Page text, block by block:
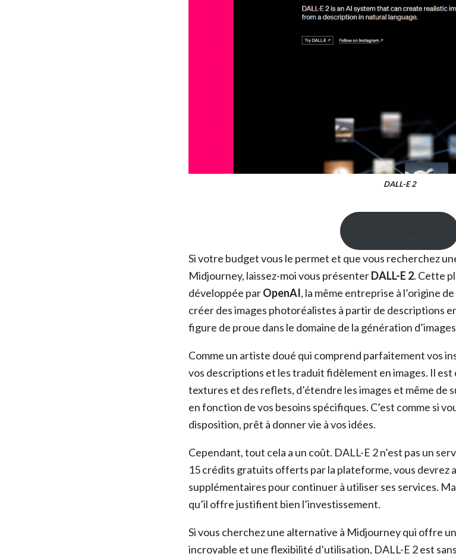
DALL-E 2
Si votre budget vous le permet et que vous recherchez
Midjourney, laissez-moi vous présenterDALL-E 2. Cette
développée parOpenAI, la même entreprise à l’origine
créer des images photoréalistes à partir de descriptions
figure de proue dans le domaine de la génération
Comme un artiste doué qui comprend parfaitement vos
vos descriptions et les traduit fidèlement en images. Il est
textures et des reflets, d’étendre les images et même de
en fonction de vos besoins spécifiques. C’est comme si
disposition, prêt à donner vie à vos idées.
Cependant, tout cela a un coût. DALL-E 2 n’est pas un
15 crédits gratuits offerts par la plateforme, vous devrez
supplémentaires pour continuer à utiliser ses services.
qu’il offre justifient bien l’investissement.
Si vous cherchez une alternative à Midjourney qui offre
incroyable et une flexibilité d’utilisation, DALL-E 2 est